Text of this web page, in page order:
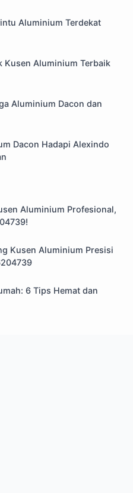
Aluminium Terdekat
Kusen Aluminium Terbaik
Aluminium Dacon dan
Dacon Hadapi Alexindo
Aluminium Profesional,
Kusen Aluminium Presisi
6 Tips Hemat dan